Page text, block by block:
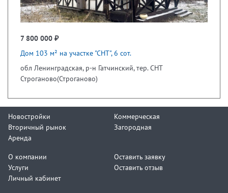
7 800 000 ₽
Дом 103 м² на участке "СНТ", 6 сот.
обл Ленинградская, р-н Гатчинский, тер. СНТ
Строганово(Строганово)
Новостройки
Вторичный рынок
Аренда
Коммерческая
Загородная
О компании
Услуги
Личный кабинет
Оставить заявку
Оставить отзыв